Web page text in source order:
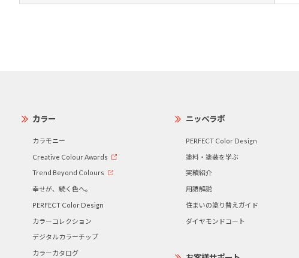
カラー
カラモニー
Creative Colour Awards
Trend Beyond Colours
幸せが、続く色へ。
PERFECT Color Design
カラーコレクション
デジタルカラーチップ
カラーカタログ
ニッペラボ
PERFECT Color Design
塗料・塗装を学ぶ
実績紹介
用語解説
住まいの塗り替えガイド
ダイヤモンドコート